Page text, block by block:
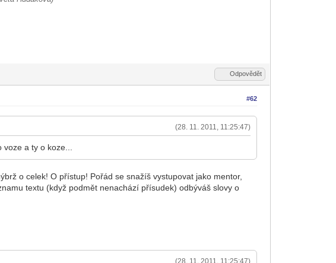
Odpovědět
#62
(28. 11. 2011, 11:25:47)
a ty o koze...
o celek! O přístup! Pořád se snažíš vystupovat jako mentor,
textu (když podmět nenachází přísudek) odbýváš slovy o
(28. 11. 2011, 11:25:47)